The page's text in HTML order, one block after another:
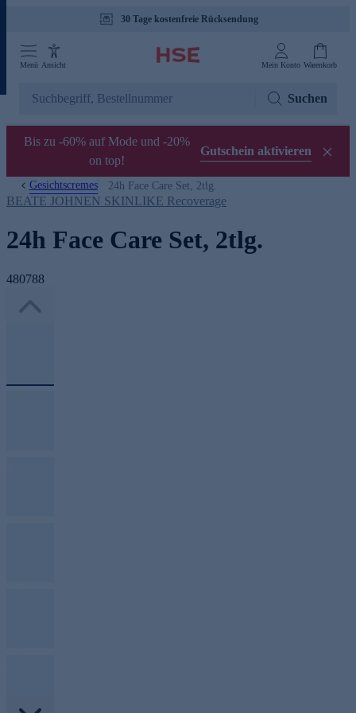
30 Tage kostenfreie Rücksendung
Menü Ansicht Mein Konto Warenkorb
Suchen
Bis zu -60% auf Mode und -20%
on top!
Gutschein aktivieren
Gesichtscremes 24h Face Care Set, 2tlg.
BEATE JOHNEN SKINLIKE Recoverage
24h Face Care Set, 2tlg.
480788